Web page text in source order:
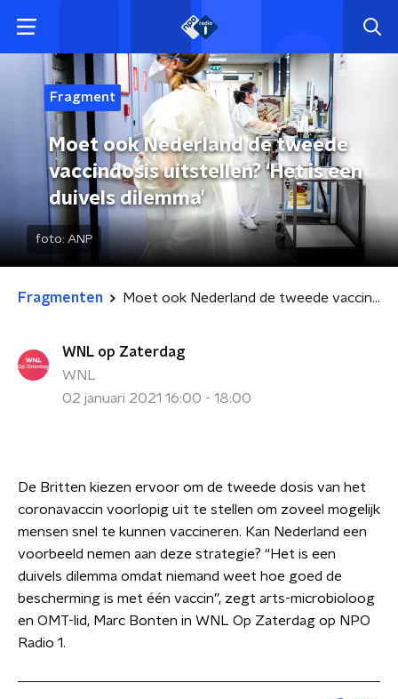
Fragment
Moet ook Nederland de tweede
vaccindosis uitstellen? ‘Het is een
duivels dilemma’
foto: ANP
Fragmenten Moet ook Nederland de tweede vaccindosis uitstellen? ‘Het is een duivels dilemma’
WNL op Zaterdag
WNL
02 januari 2021 16:00 - 18:00
De Britten kiezen ervoor om de tweede dosis van het
coronavaccin voorlopig uit te stellen om zoveel mogelijk
mensen snel te kunnen vaccineren. Kan Nederland een
voorbeeld nemen aan deze strategie? “Het is een
duivels dilemma omdat niemand weet hoe goed de
bescherming is met één vaccin”, zegt arts-microbioloog
en OMT-lid, Marc Bonten in WNL Op Zaterdag op NPO
Radio 1.